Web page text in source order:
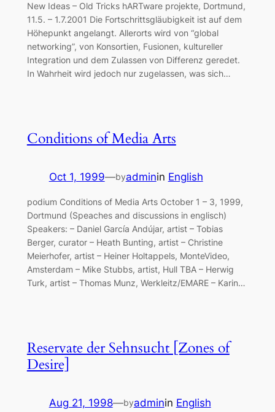
New Ideas – Old Tricks hARTware projekte, Dortmund,
11.5. – 1.7.2001 Die Fortschrittsgläubigkeit ist auf dem
Höhepunkt angelangt. Allerorts wird von “global
networking”, von Konsortien, Fusionen, kultureller
Integration und dem Zulassen von Differenz geredet.
In Wahrheit wird jedoch nur zugelassen, was sich…
Conditions of Media Arts
Oct 1, 1999—byadminin English
podium Conditions of Media Arts October 1 – 3, 1999,
Dortmund (Speaches and discussions in englisch)
Speakers: – Daniel García Andújar, artist – Tobias
Berger, curator – Heath Bunting, artist – Christine
Meierhofer, artist – Heiner Holtappels, MonteVideo,
Amsterdam – Mike Stubbs, artist, Hull TBA – Herwig
Turk, artist – Thomas Munz, Werkleitz/EMARE – Karin…
Reservate der Sehnsucht [Zones of
Desire]
Aug 21, 1998—byadminin English